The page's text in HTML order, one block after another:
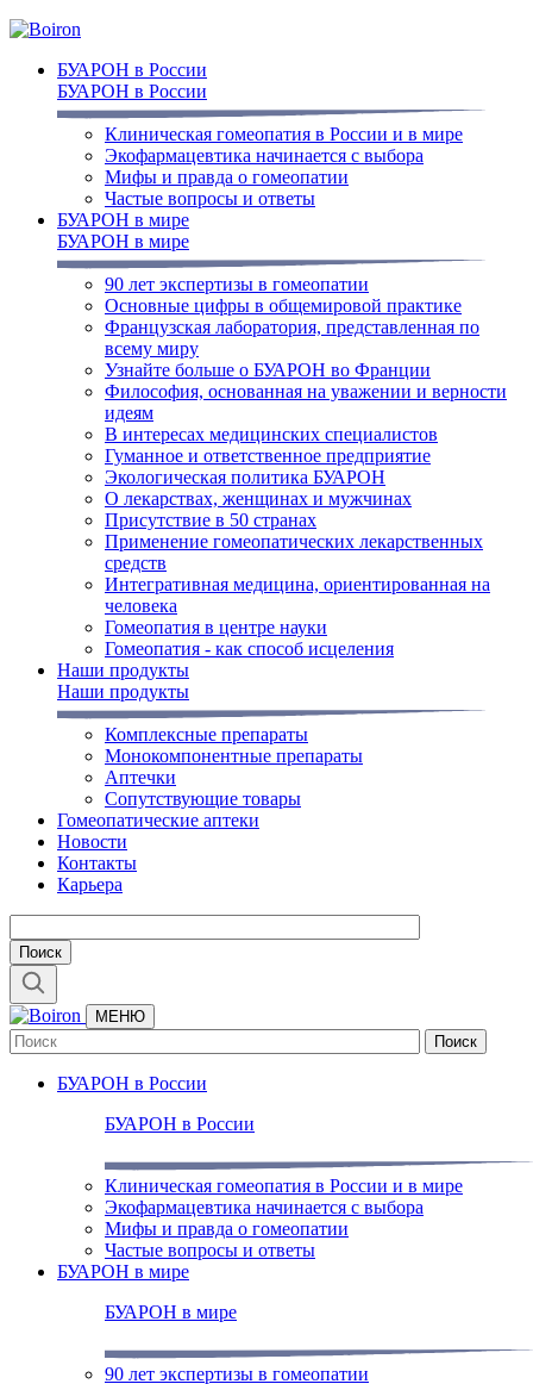
БУАРОН в России
БУАРОН в России
Клиническая гомеопатия в России и в мире
Экофармацевтика начинается с выбора
Мифы и правда о гомеопатии
Частые вопросы и ответы
БУАРОН в мире
БУАРОН в мире
90 лет экспертизы в гомеопатии
Основные цифры в общемировой практике
Французская лаборатория, представленная по
всему миру
Узнайте больше о БУАРОН во Франции
Философия, основанная на уважении и верности
идеям
В интересах медицинских специалистов
Гуманное и ответственное предприятие
Экологическая политика БУАРОН
О лекарствах, женщинах и мужчинах
Присутствие в 50 странах
Применение гомеопатических лекарственных
средств
Интегративная медицина, ориентированная на
человека
Гомеопатия в центре науки
Гомеопатия - как способ исцеления
Наши продукты
Наши продукты
Комплексные препараты
Монокомпонентные препараты
Аптечки
Сопутствующие товары
Гомеопатические аптеки
Новости
Контакты
Карьера
МЕНЮ
БУАРОН в России
БУАРОН в России
Клиническая гомеопатия в России и в мире
Экофармацевтика начинается с выбора
Мифы и правда о гомеопатии
Частые вопросы и ответы
БУАРОН в мире
БУАРОН в мире
90 лет экспертизы в гомеопатии